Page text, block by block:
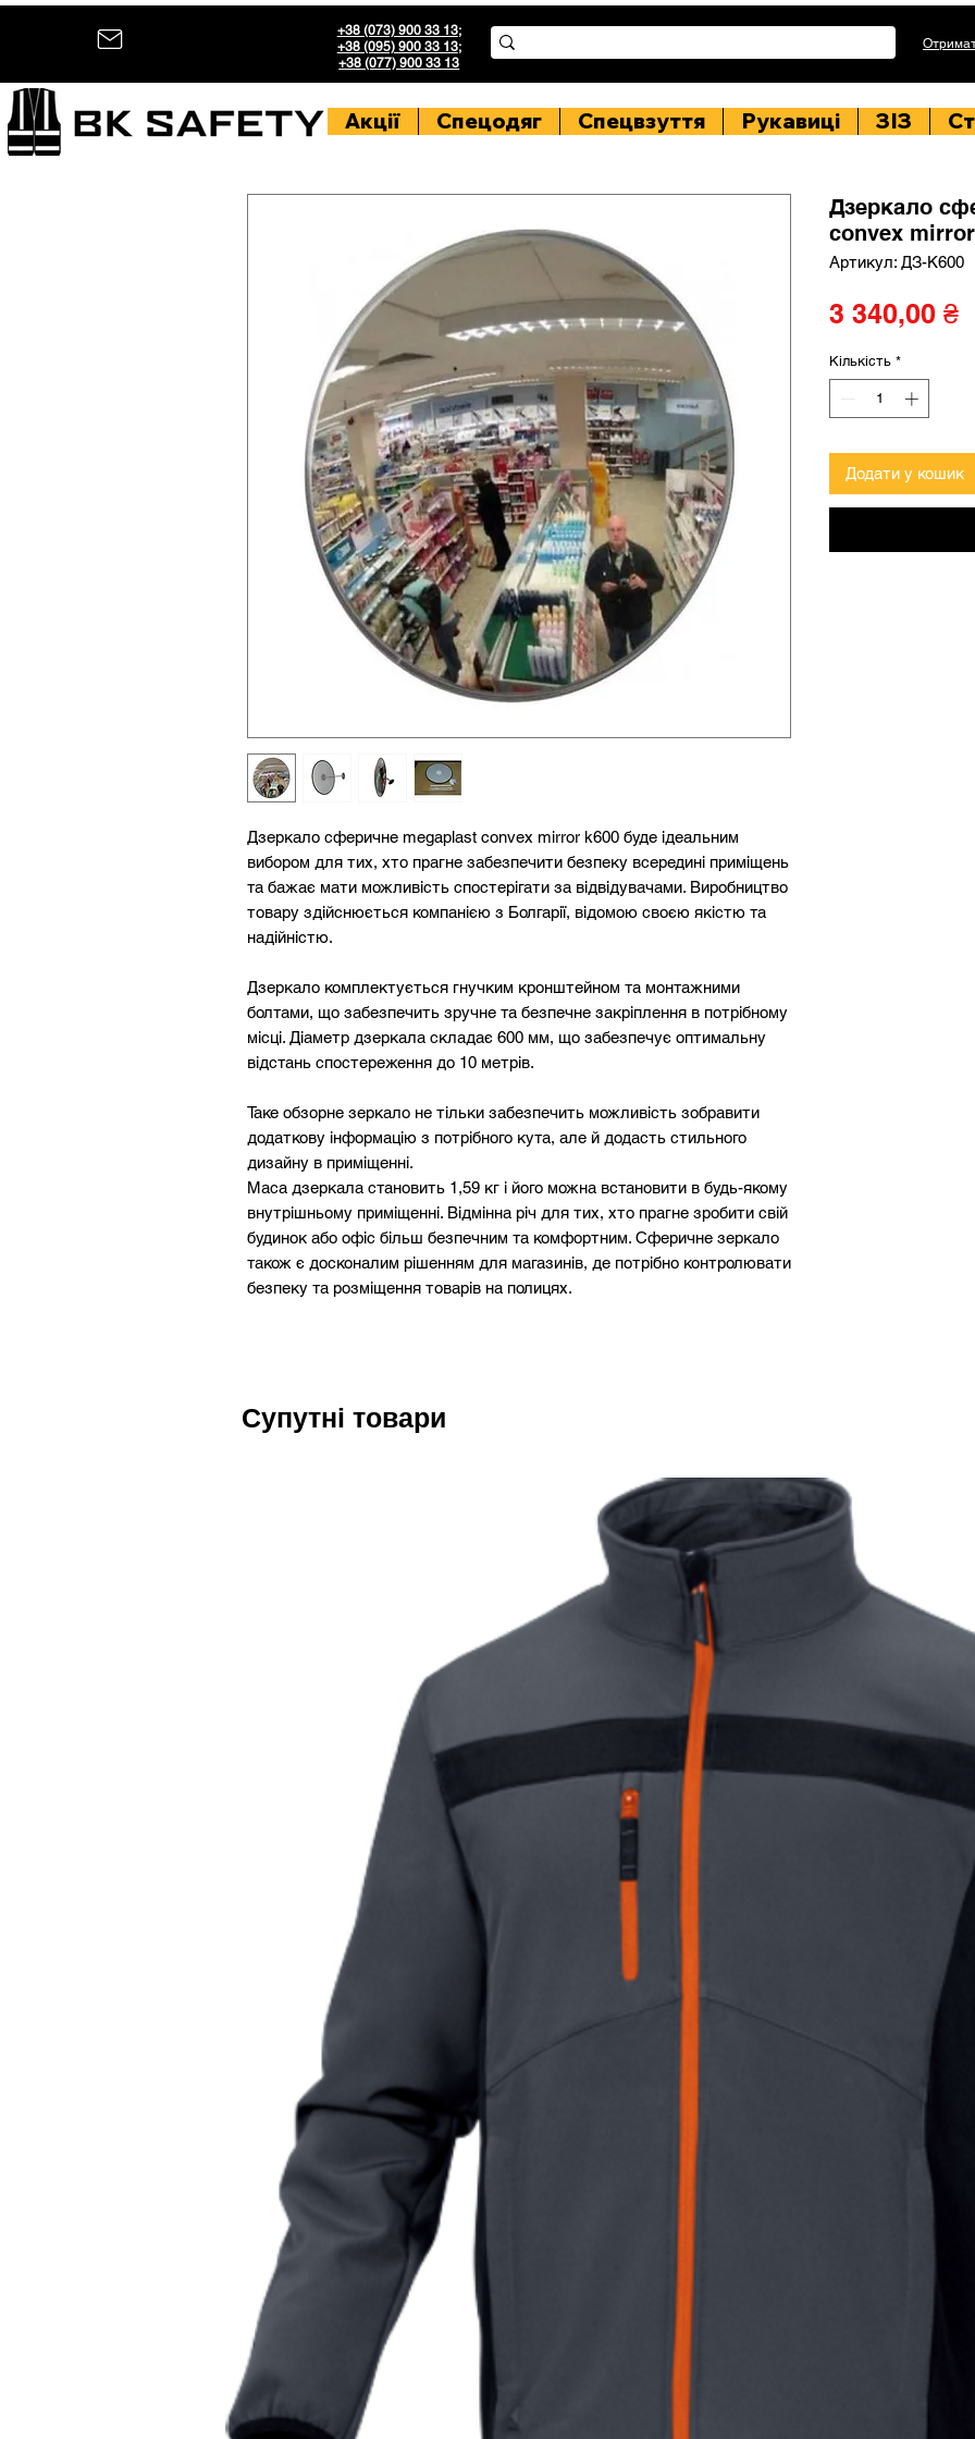
+38 (073) 900 33 13;
+38 (095) 900 33 13;
+38 (077) 900 33 13
Акції Спецодяг Спецвзуття Рукавиці ЗІЗ
Дзеркало сферичне megaplast convex mirror k600 буде ідеальним
вибором для тих, хто прагне забезпечити безпеку всередині приміщень
та бажає мати можливість спостерігати за відвідувачами. Виробництво
товару здійснюється компанією з Болгарії, відомою своєю якістю та
надійністю.
Дзеркало комплектується гнучким кронштейном та монтажними
болтами, що забезпечить зручне та безпечне закріплення в потрібному
місці. Діаметр дзеркала складає 600 мм, що забезпечує оптимальну
відстань спостереження до 10 метрів.
Таке обзорне зеркало не тільки забезпечить можливість зобравити
додаткову інформацію з потрібного кута, але й додасть стильного
дизайну в приміщенні.
Маса дзеркала становить 1,59 кг і його можна встановити в будь-якому
внутрішньому приміщенні. Відмінна річ для тих, хто прагне зробити свій
будинок або офіс більш безпечним та комфортним. Сферичне зеркало
також є досконалим рішенням для магазинів, де потрібно контролювати
безпеку та розміщення товарів на полицях.
товар підійде вам як ніколи краще.
Дзеркало
convex
Артикул: ДЗ-K600
3 340,00 ₴
Кількість *
Додати у кошик
Супутні товари